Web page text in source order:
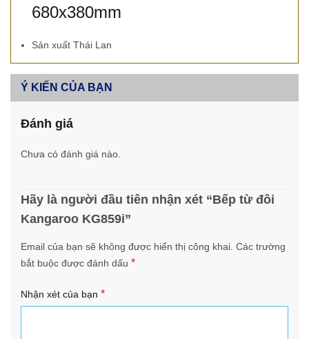
680x380mm
Sản xuất Thái Lan
Ý KIẾN CỦA BẠN
Đánh giá
Chưa có đánh giá nào.
Hãy là người đầu tiên nhận xét “Bếp từ đôi
Kangaroo KG859i”
Email của bạn sẽ không được hiển thị công khai. Các trường
bắt buộc được đánh dấu *
Nhận xét của bạn *